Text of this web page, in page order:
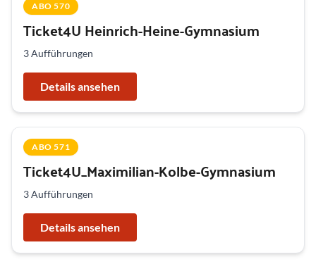
ABO 570
Ticket4U Heinrich-Heine-Gymnasium
3 Aufführungen
Details ansehen
ABO 571
Ticket4U_Maximilian-Kolbe-Gymnasium
3 Aufführungen
Details ansehen